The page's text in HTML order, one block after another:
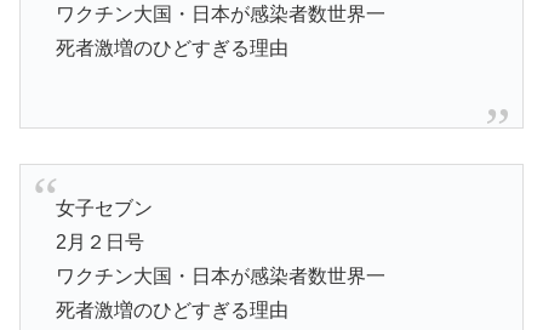
ワクチン大国・日本が感染者数世界一
死者激増のひどすぎる理由
女子セブン
2月２日号
ワクチン大国・日本が感染者数世界一
死者激増のひどすぎる理由